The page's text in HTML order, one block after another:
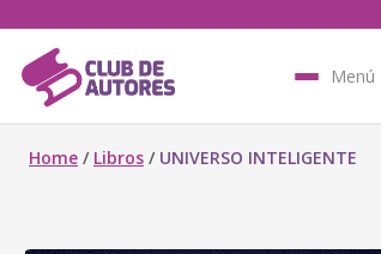
Menú
Home / Libros / UNIVERSO INTELIGENTE